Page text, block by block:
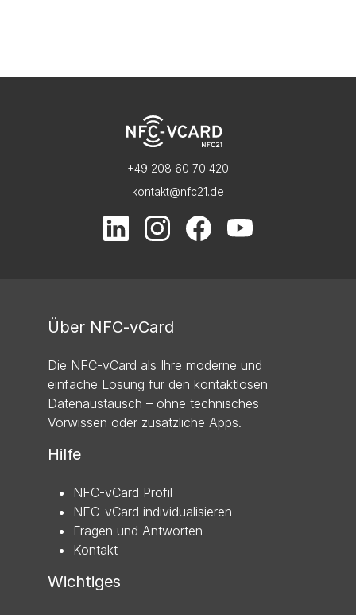
+49 208 60 70 420
kontakt@nfc21.de
Über NFC-vCard
Die NFC-vCard als Ihre moderne und
einfache Lösung für den kontaktlosen
Datenaustausch – ohne technisches
Vorwissen oder zusätzliche Apps.
Hilfe
NFC-vCard Profil
NFC-vCard individualisieren
Fragen und Antworten
Kontakt
Wichtiges